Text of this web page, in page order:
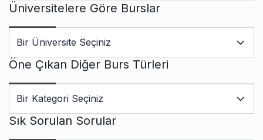
Üniversitelere Göre Burslar
Öne Çıkan Diğer Burs Türleri
Sık Sorulan Sorular